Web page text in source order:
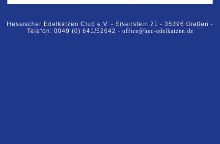
Hessischer Edelkatzen Club e.V. - Eisenstein 21 - 35396 Gießen -
Telefon: 0049 (0) 641/52642 - office@hec-edelkatzen.de